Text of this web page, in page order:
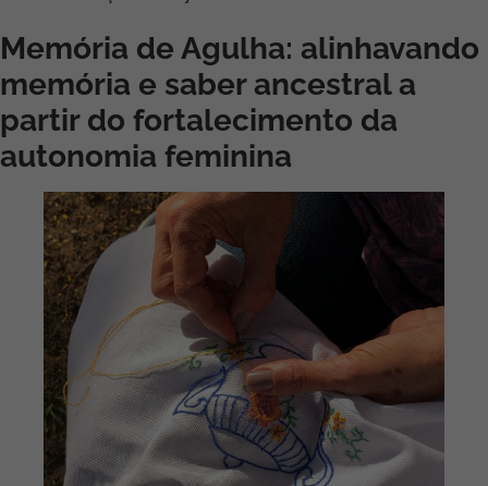
Memória de Agulha: alinhavando
memória e saber ancestral a
partir do fortalecimento da
autonomia feminina